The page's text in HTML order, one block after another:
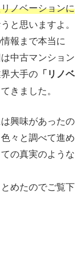
ノベーションに
と思いますよ。
報まで本当に
中古マンション
大手の 「リノベ
きました。
興味があったの
々と調べて進め
の真実のような
めたのでご覧下